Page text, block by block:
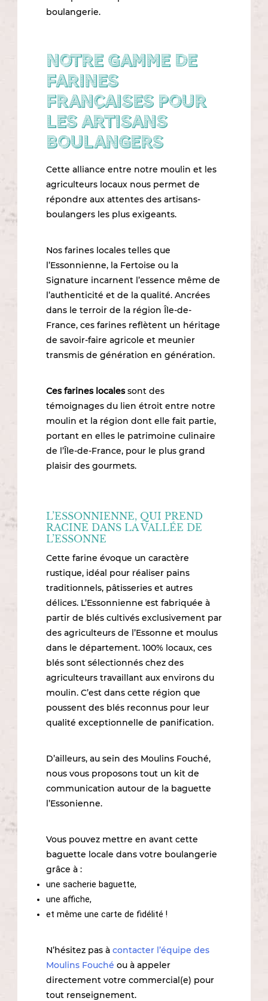
boulangerie.
Notre gamme de
farines
françaises pour
les artisans
boulangers
Cette alliance entre notre moulin et les
agriculteurs locaux nous permet de
répondre aux attentes des artisans-
boulangers les plus exigeants.
Nos farines locales telles que
l’Essonnienne, la Fertoise ou la
Signature incarnent l’essence même de
l’authenticité et de la qualité. Ancrées
dans le terroir de la région Île-de-
France, ces farines reflètent un héritage
de savoir-faire agricole et meunier
transmis de génération en génération.
Ces farines localessont des
témoignages du lien étroit entre notre
moulin et la région dont elle fait partie,
portant en elles le patrimoine culinaire
de l’Île-de-France, pour le plus grand
plaisir des gourmets.
L’ESSONNIENNE, QUI PREND
RACINE DANS LA VALLÉE DE
L’ESSONNE
Cette farine évoque un caractère
rustique, idéal pour réaliser pains
traditionnels, pâtisseries et autres
délices. L’Essonnienne est fabriquée à
partir de blés cultivés exclusivement par
des agriculteurs de l’Essonne et moulus
dans le département. 100% locaux, ces
blés sont sélectionnés chez des
agriculteurs travaillant aux environs du
moulin. C’est dans cette région que
poussent des blés reconnus pour leur
qualité exceptionnelle de panification.
D’ailleurs, au sein des Moulins Fouché,
nous vous proposons tout un kit de
communication autour de la baguette
l’Essonienne.
Vous pouvez mettre en avant cette
baguette locale dans votre boulangerie
grâce à :
une sacherie baguette,
une affiche,
et même une carte de fidélité !
N’hésitez pas à contacter l’équipe des
Moulins Fouché ou à appeler
directement votre commercial(e) pour
tout renseignement.